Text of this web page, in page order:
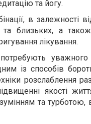
та йогу.
в залежності
близьких, а
лікування.
уважного
із способів
розслаблення
якості
та турботою,